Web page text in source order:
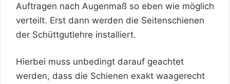
Auftragen nach Augenmaß so eben wie möglich
verteilt. Erst dann werden die Seitenschienen
der Schüttgutlehre installiert.
Hierbei muss unbedingt darauf geachtet
werden, dass die Schienen exakt waagerecht